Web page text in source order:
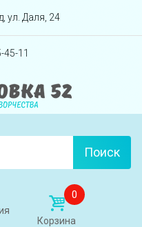
вниз
ул. Даля, 24
45-11
Поиск
0
Корзина